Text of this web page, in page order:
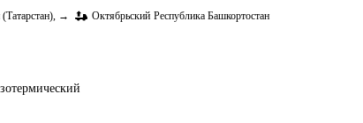
, → Октябрьский Республика Башкортостан